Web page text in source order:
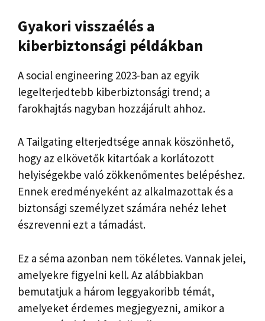
Gyakori visszaélés a
kiberbiztonsági példákban
A social engineering 2023-ban az egyik
legelterjedtebb kiberbiztonsági trend; a
farokhajtás nagyban hozzájárult ahhoz.
A Tailgating elterjedtsége annak köszönhető,
hogy az elkövetők kitartóak a korlátozott
helyiségekbe való zökkenőmentes belépéshez.
Ennek eredményeként az alkalmazottak és a
biztonsági személyzet számára nehéz lehet
észrevenni ezt a támadást.
Ez a séma azonban nem tökéletes. Vannak jelei,
amelyekre figyelni kell. Az alábbiakban
bemutatjuk a három leggyakoribb témát,
amelyeket érdemes megjegyezni, amikor a